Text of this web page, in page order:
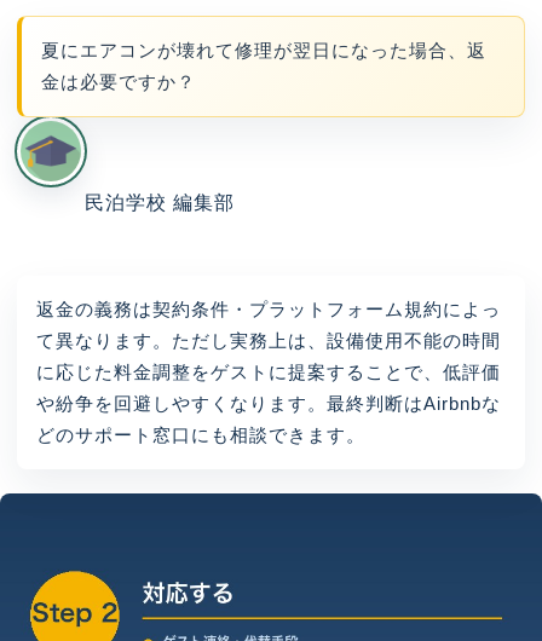
夏にエアコンが壊れて修理が翌日になった場合、返
金は必要ですか？
民泊学校 編集部
返金の義務は契約条件・プラットフォーム規約によっ
て異なります。ただし実務上は、設備使用不能の時間
に応じた料金調整をゲストに提案することで、低評価
や紛争を回避しやすくなります。最終判断はAirbnbな
どのサポート窓口にも相談できます。